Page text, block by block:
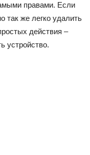
правами. Если
так же легко удалить
действия –
устройство.